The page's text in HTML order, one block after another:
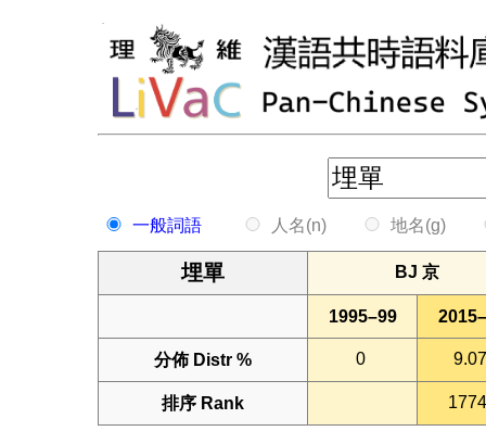
一般詞語 人名(n) 地名(g)
BJ 京
1995–99
分佈 Distr %
排序 Rank